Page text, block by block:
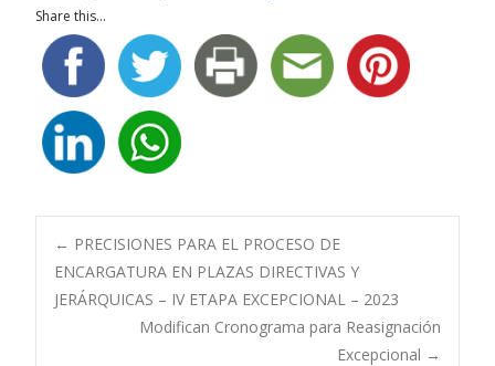
Share this...
Navegación
← PRECISIONES PARA EL PROCESO DE
ENCARGATURA EN PLAZAS DIRECTIVAS Y
JERÁRQUICAS – IV ETAPA EXCEPCIONAL – 2023
Modifican Cronograma para Reasignación
Excepcional →